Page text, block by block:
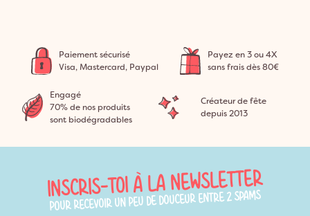
Paiement sécurisé
Visa, Mastercard, Paypal
Payez en 3 ou 4X
sans frais dès 80€
Engagé
70% de nos produits
sont biodégradables
Créateur de fête
depuis 2013
INSCRIS-TOI À LA NEWSLETTER
POUR RECEVOIR UN PEU DE DOUCEUR ENTRE 2 SPAMS